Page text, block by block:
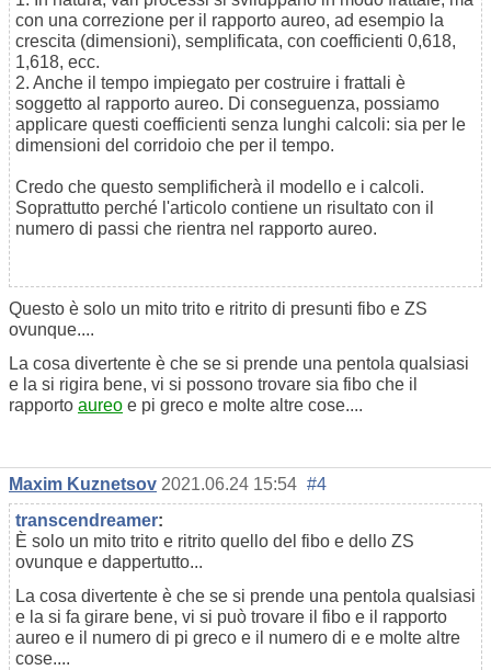
con una correzione per il rapporto aureo, ad esempio la
crescita (dimensioni), semplificata, con coefficienti 0,618,
1,618, ecc.
2. Anche il tempo impiegato per costruire i frattali è
soggetto al rapporto aureo. Di conseguenza, possiamo
applicare questi coefficienti senza lunghi calcoli: sia per le
dimensioni del corridoio che per il tempo.
Credo che questo semplificherà il modello e i calcoli.
Soprattutto perché l'articolo contiene un risultato con il
numero di passi che rientra nel rapporto aureo.
Questo è solo un mito trito e ritrito di presunti fibo e ZS
ovunque....
La cosa divertente è che se si prende una pentola qualsiasi
e la si rigira bene, vi si possono trovare sia fibo che il
rapporto aureo e pi greco e molte altre cose....
Maxim Kuznetsov 2021.06.24 15:54 #4
transcendreamer:
È solo un mito trito e ritrito quello del fibo e dello ZS
ovunque e dappertutto...
La cosa divertente è che se si prende una pentola qualsiasi
e la si fa girare bene, vi si può trovare il fibo e il rapporto
aureo e il numero di pi greco e il numero di e e molte altre
cose....